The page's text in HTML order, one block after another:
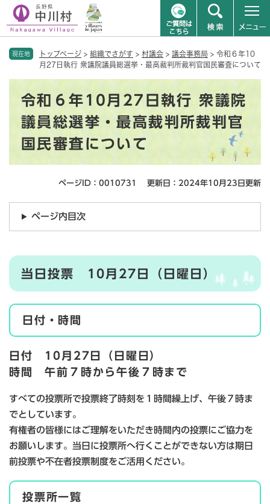
現在地 トップページ > 組織でさがす > 村議会 > 議会事務局 > 令和６年10
月27日執行 衆議院議員総選挙・最高裁判所裁判官国民審査について
令和６年10月27日執行 衆議院
議員総選挙・最高裁判所裁判官
国民審査について
ページID：0010731 更新日：2024年10月23日更新
ページ内目次
当日投票 10月27日（日曜日）
日付・時間
日付 10月27日（日曜日）
時間 午前７時から午後７時まで
すべての投票所で投票終了時刻を１時間繰上げ、午後７時ま
でとしています。
有権者の皆様にはご理解をいただき時間内の投票にご協力を
お願いします。当日に投票所へ行くことができない方は期日
前投票や不在者投票制度をご活用ください。
投票所一覧